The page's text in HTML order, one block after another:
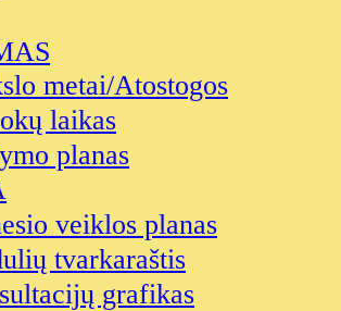
metai/Atostogos
laikas
planas
veiklos planas
tvarkaraštis
grafikas